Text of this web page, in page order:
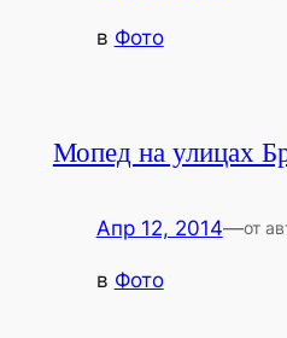
в Фото
Мопед на улицах
Апр 12, 2014—от
в Фото